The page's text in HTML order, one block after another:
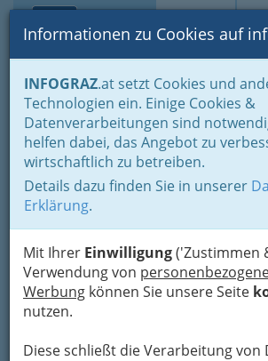
Suche
Informationen zu Cookies auf
INFOGRAZ.at setzt Cookies und
Technologien ein. Einige Cookies &
Datenverarbeitungen sind
helfen dabei, das Angebot zu
wirtschaftlich zu betreiben.
Details dazu finden Sie in unserer
Erklärung.
Mit Ihrer Einwilligung('Zustimmen
Verwendung von
Werbung können Sie unsere Seite
nutzen.
Diese schließt die Verarbeitung von
Home Branchen Bildung & Weiterbildung
Volksschule
Brockmanngasse 119, 8010 Graz
+43 316 872 6720
+43 316 872 6721
Direktor: Peter Korun
Karte
Adresse mit Google Maps